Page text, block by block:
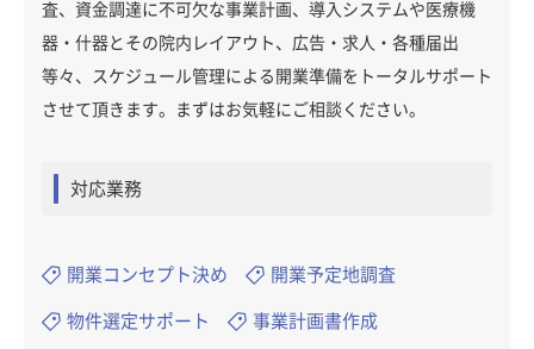
査、資金調達に不可欠な事業計画、導入システムや医療機
器・什器とその院内レイアウト、広告・求人・各種届出
等々、スケジュール管理による開業準備をトータルサポート
させて頂きます。まずはお気軽にご相談ください。
対応業務
開業コンセプト決め 開業予定地調査
物件選定サポート 事業計画書作成